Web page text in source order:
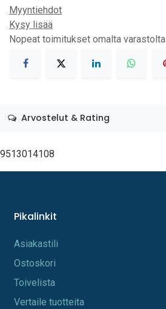
Myyntiehdot
Kysy lisää
Nopeat toimitukset omalta varastolta
Arvostelut & Rating
9513014108
Pikalinkit
A​s​iakastili
Os​toskori
Toi​velista
Vertaile tuotteita